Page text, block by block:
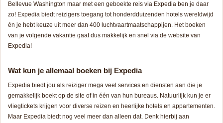
Bellevue Washington maar met een geboekte reis via Expedia ben je daar
zo! Expedia biedt reizigers toegang tot honderdduizenden hotels wereldwijd
én je hebt keuze uit meer dan 400 luchtvaartmaatschappijen. Het boeken
van je volgende vakantie gaat dus makkelijk en snel via de website van
Expedia!
Wat kun je allemaal boeken bij Expedia
Expedia biedt jou als reiziger mega veel services en diensten aan die je
gemakkelijk boekt op de site of in één van hun bureaus. Natuurlijk kun je er
vliegtickets krijgen voor diverse reizen en heerlijke hotels en appartementen.
Maar Expedia biedt nog veel meer dan alleen dat. Denk hierbij aan